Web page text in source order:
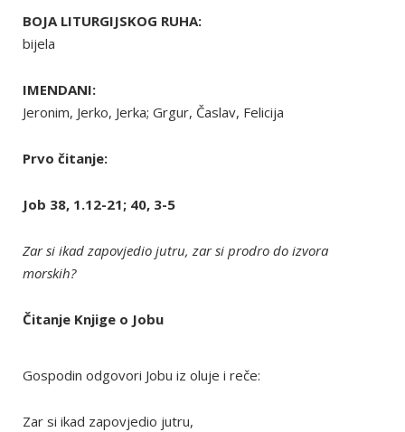
BOJA LITURGIJSKOG RUHA:
bijela
IMENDANI:
Jeronim, Jerko, Jerka; Grgur, Časlav, Felicija
Prvo čitanje:
Job 38, 1.12-21; 40, 3-5
Zar si ikad zapovjedio jutru, zar si prodro do izvora
morskih?
Čitanje Knjige o Jobu
Gospodin odgovori Jobu iz oluje i reče:
Zar si ikad zapovjedio jutru,